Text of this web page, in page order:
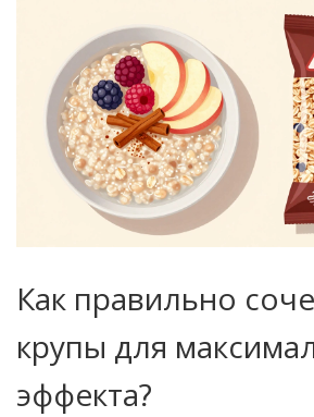
Как правильно
крупы для
эффекта?